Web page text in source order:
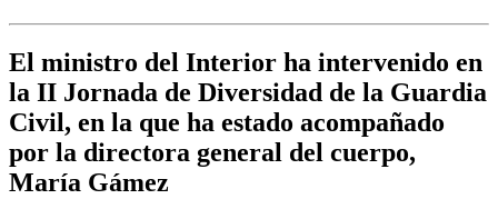
El ministro del Interior ha intervenido en
la II Jornada de Diversidad de la Guardia
Civil, en la que ha estado acompañado
por la directora general del cuerpo,
María Gámez